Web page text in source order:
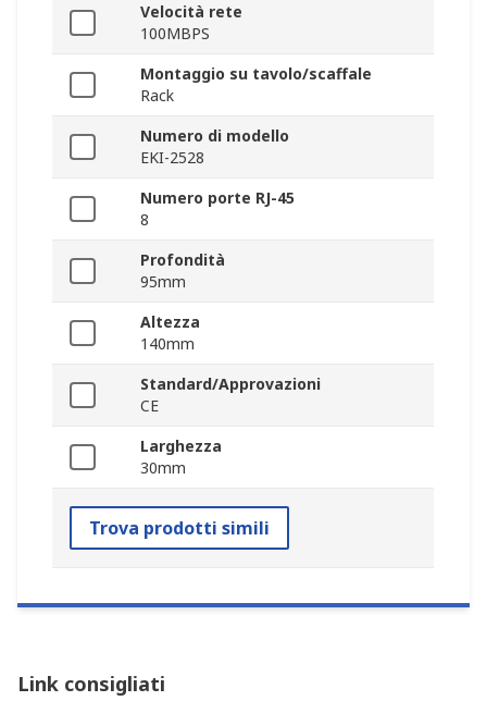
Velocità rete
100MBPS
Montaggio su tavolo/scaffale
Rack
Numero di modello
EKI-2528
Numero porte RJ-45
8
Profondità
95mm
Altezza
140mm
Standard/Approvazioni
CE
Larghezza
30mm
Trova prodotti simili
Link consigliati